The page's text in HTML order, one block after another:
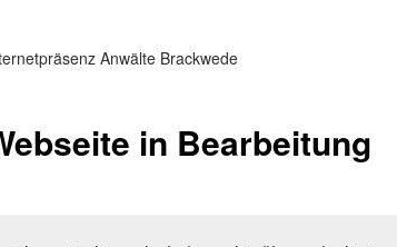
Anwälte Brackwede
in Bearbeitung